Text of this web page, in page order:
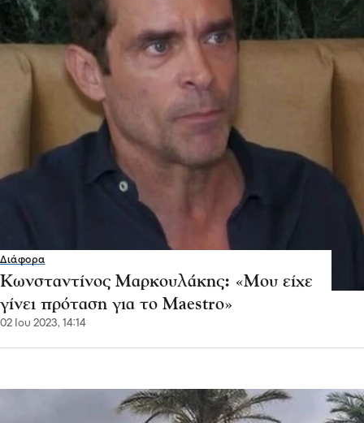
Διάφορα
Κωνσταντίνος Μαρκουλάκης: «Μου είχε
γίνει πρόταση για το Maestro»
02 Ιου 2023, 14:14